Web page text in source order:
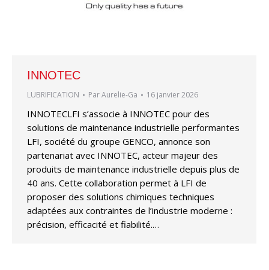
INNOTEC
LUBRIFICATION ParAurelie-Ga 16 janvier 2026
INNOTECLFI s’associe à INNOTEC pour des
solutions de maintenance industrielle performantes
LFI, société du groupe GENCO, annonce son
partenariat avec INNOTEC, acteur majeur des
produits de maintenance industrielle depuis plus de
40 ans. Cette collaboration permet à LFI de
proposer des solutions chimiques techniques
adaptées aux contraintes de l’industrie moderne :
précision, efficacité et fiabilité.…